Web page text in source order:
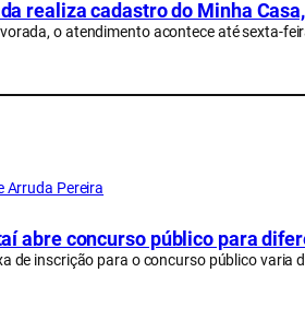
realiza cadastro do Minha
o atendimento acontece até sexta-
Arruda Pereira
abre concurso público para
de inscrição para o concurso público varia